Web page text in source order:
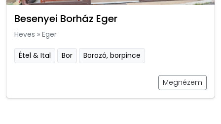
Besenyei Borház Eger
Heves » Eger
Étel & Ital Bor Borozó, borpince
Megnézem